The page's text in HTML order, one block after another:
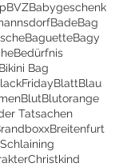
BVZBabygeschenk
BadeBag
BaguetteBagy
Bedürfnis
Bikini Bag
BlattBlau
BlutBlutorange
Tatsachen
Breitenfurt
Christkind